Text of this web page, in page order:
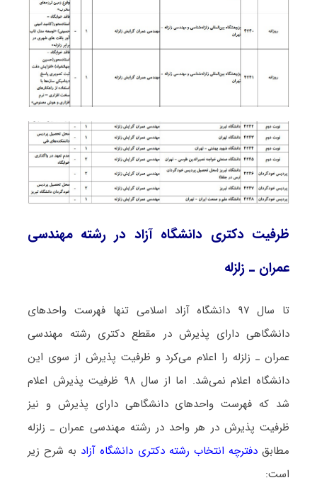
ظرفیت دکتری دانشگاه آزاد در رشته ﻣﻬﻨﺪسی
ﻋﻤﺮان ـ زﻟﺰﻟﻪ
تا سال ۹۷ دانشگاه آزاد اسلامی تنها فهرست واحدهای
دانشگاهی دارای پذیرش در مقطع دکتری رشته ﻣﻬﻨﺪسی
ﻋﻤﺮان ـ زﻟﺰﻟﻪ را اعلام می‌کرد و ظرفیت پذیرش از سوی این
دانشگاه اعلام نمی‌شد. اما از سال ۹۸ ظرفیت پذیرش اعلام
شد که فهرست واحدهای دانشگاهی دارای پذیرش و نیز
ظرفیت پذیرش در هر واحد در رشته ﻣﻬﻨﺪسی ﻋﻤﺮان ـ زﻟﺰﻟﻪ
مطابقدفترچه انتخاب رشته دکتری دانشگاه آزاد به شرح زیر
است: